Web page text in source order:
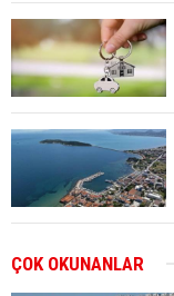
ÇOK OKUNANLAR